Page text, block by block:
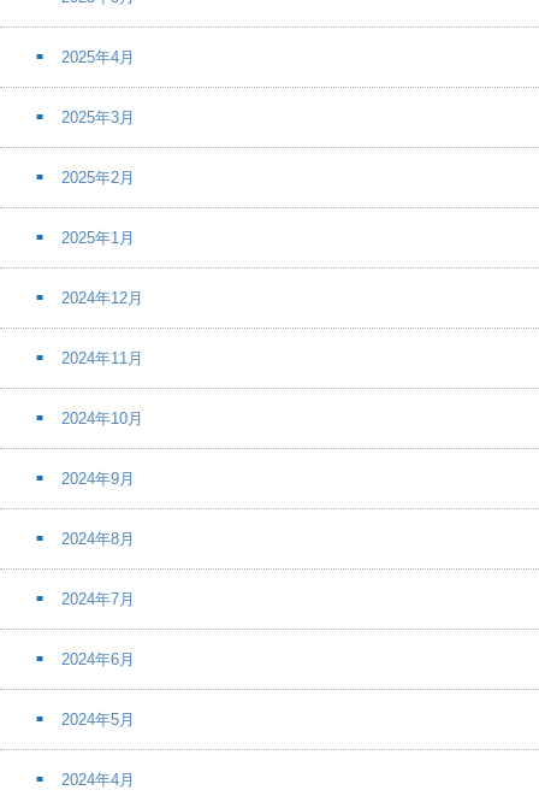
2025年4月
2025年3月
2025年2月
2025年1月
2024年12月
2024年11月
2024年10月
2024年9月
2024年8月
2024年7月
2024年6月
2024年5月
2024年4月